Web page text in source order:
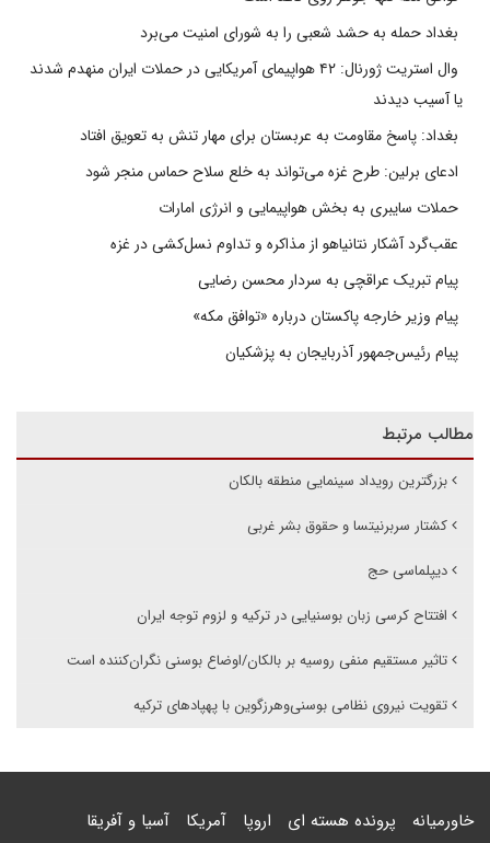
بغداد حمله به حشد شعبی را به شورای امنیت می‌برد
وال استریت ژورنال: ۴۲ هواپیمای آمریکایی در حملات ایران منهدم شدند
یا آسیب دیدند
بغداد: پاسخ مقاومت به عربستان برای مهار تنش به تعویق افتاد
ادعای برلین: طرح غزه می‌تواند به خلع سلاح حماس منجر شود
حملات سایبری به بخش هواپیمایی و انرژی امارات
عقب‌گرد آشکار نتانیاهو از مذاکره و تداوم نسل‌کشی در غزه
پیام تبریک عراقچی به سردار محسن رضایی
پیام وزیر خارجه پاکستان درباره «توافق مکه»
پیام رئیس‌جمهور آذربایجان به پزشکیان
مطالب مرتبط
بزرگترین رویداد سینمایی منطقه بالکان
کشتار سربرنیتسا و حقوق بشر غربی
دیپلماسی حج
افتتاح کرسی زبان بوسنیایی در ترکیه و لزوم توجه ایران
تاثیر مستقیم منفی روسیه بر بالکان/اوضاع بوسنی نگران‌کننده است
تقویت نیروی نظامی بوسنی‌وهرزگوین با پهپادهای ترکیه
خاورمیانه پرونده هسته ای اروپا آمریکا آسیا و آفریقا